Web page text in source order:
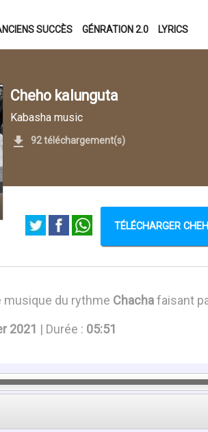
SUCCÈS GÉNRATION 2.0 LYRICS
Cheho kalunguta
Kabasha music
92 téléchargement(s)
TÉLÉCHARGER
du rythme Chachafaisant
2021 | Durée : 05:51